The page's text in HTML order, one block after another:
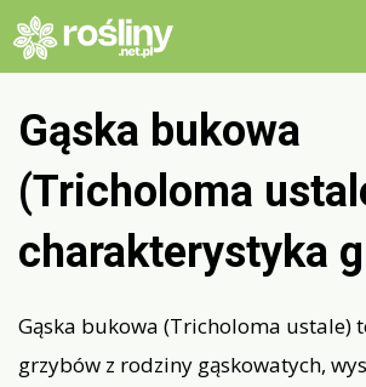
Przejdź
do
Gąska bukowa
(Tricholoma
charakterystyka
Gąska bukowa (Tricholoma ustale)
grzybów z rodziny gąskowatych,